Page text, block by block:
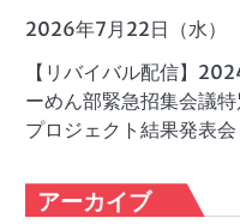
2026年7月22日（水）
【リバイバル配信】
ーめん部緊急招集会議
プロジェクト結果発表会
アーカイブ